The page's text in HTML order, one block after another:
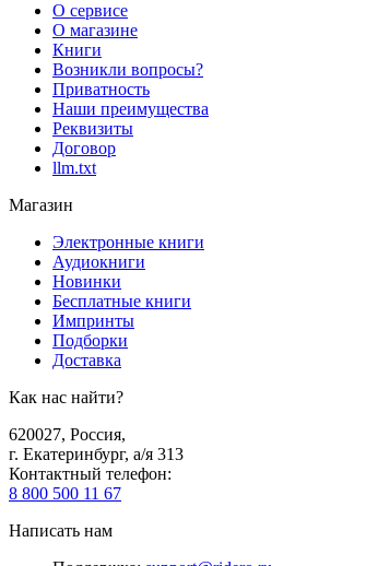
О сервисе
О магазине
Книги
Возникли вопросы?
Приватность
Наши преимущества
Реквизиты
Договор
llm.txt
Магазин
Электронные книги
Аудиокниги
Новинки
Бесплатные книги
Импринты
Подборки
Доставка
Как нас найти?
620027, Россия,
г. Екатеринбург, а/я 313
Контактный телефон:
8 800 500 11 67
Написать нам